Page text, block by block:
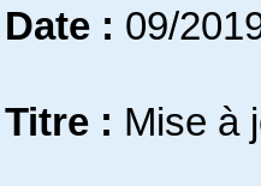
Date : 09/
Titre : Mise à